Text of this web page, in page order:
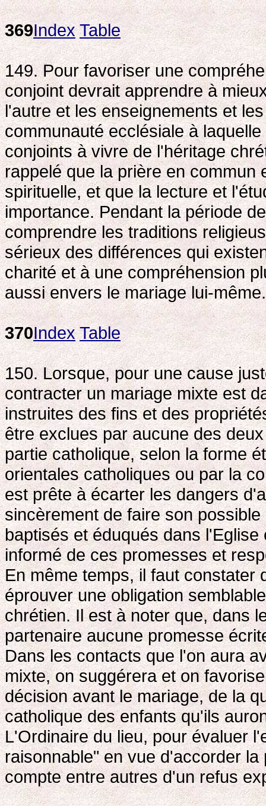
369Index Table
149. Pour favoriser une
conjoint devrait apprendre à
l'autre et les enseignements et
communauté ecclésiale à
conjoints à vivre de l'héritage
rappelé que la prière en commun
spirituelle, et que la lecture et
importance. Pendant la période
comprendre les traditions
sérieux des différences qui
charité et à une compréhension
aussi envers le mariage lui-même.
370Index Table
150. Lorsque, pour une cause
contracter un mariage mixte est
instruites des fins et des
être exclues par aucune des
partie catholique, selon la forme
orientales catholiques ou par la
est prête à écarter les dangers
sincèrement de faire son
baptisés et éduqués dans
informé de ces promesses et
En même temps, il faut constater
éprouver une obligation
chrétien. Il est à noter que, dans
partenaire aucune promesse
Dans les contacts que l'on aura
mixte, on suggérera et on
décision avant le mariage, de la
catholique des enfants qu'ils
L'Ordinaire du lieu, pour évaluer
raisonnable" en vue d'accorder
compte entre autres d'un refus